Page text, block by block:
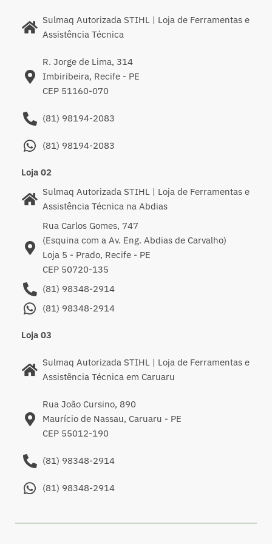
Sulmaq Autorizada STIHL | Loja de Ferramentas e
Assistência Técnica
R. Jorge de Lima, 314
Imbiribeira, Recife - PE
CEP 51160-070
(81) 98194-2083
(81) 98194-2083
Loja 02
Sulmaq Autorizada STIHL | Loja de Ferramentas e
Assistência Técnica na Abdias
Rua Carlos Gomes, 747
(Esquina com a Av. Eng. Abdias de Carvalho)
Loja 5 - Prado, Recife - PE
CEP 50720-135
(81) 98348-2914
(81) 98348-2914
Loja 03
Sulmaq Autorizada STIHL | Loja de Ferramentas e
Assistência Técnica em Caruaru
Rua João Cursino, 890
Maurício de Nassau, Caruaru - PE
CEP 55012-190
(81) 98348-2914
(81) 98348-2914